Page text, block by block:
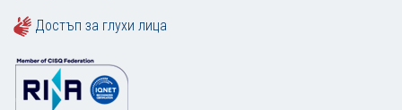
Достъп за глухи лица